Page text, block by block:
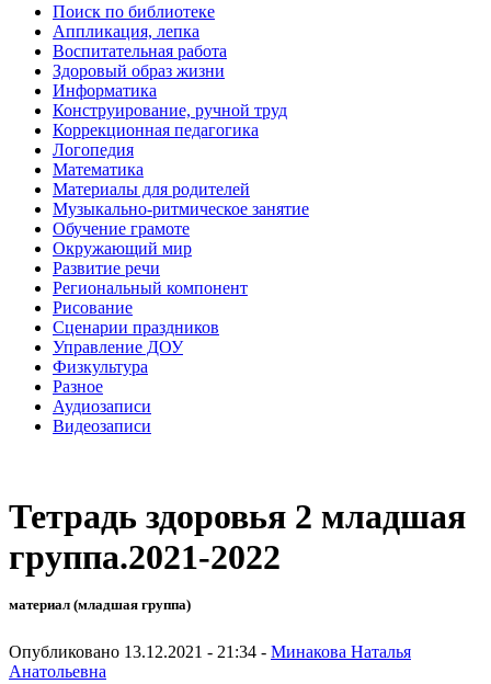
Поиск по библиотеке
Аппликация, лепка
Воспитательная работа
Здоровый образ жизни
Информатика
Конструирование, ручной труд
Коррекционная педагогика
Логопедия
Математика
Материалы для родителей
Музыкально-ритмическое занятие
Обучение грамоте
Окружающий мир
Развитие речи
Региональный компонент
Рисование
Сценарии праздников
Управление ДОУ
Физкультура
Разное
Аудиозаписи
Видеозаписи
Тетрадь здоровья 2 младшая
группа.2021-2022
материал (младшая группа)
Опубликовано 13.12.2021 - 21:34 - Минакова Наталья
Анатольевна